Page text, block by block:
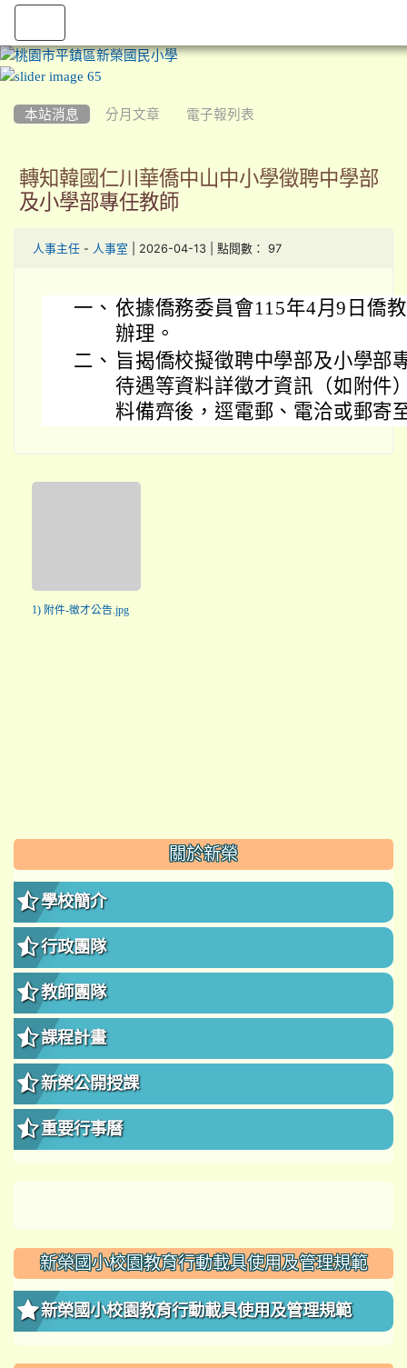
本站消息 分月文章 電子報列表
轉知韓國仁川華僑中山中小學徵聘中學部
及小學部專任教師
人事主任 - 人事室 | 2026-04-13 | 點閱數： 97
一、 依據僑務委員會115年4月9日僑
辦理。
二、 旨揭僑校擬徵聘中學部及小學部
待遇等資料詳徵才資訊（如附件
料備齊後，逕電郵、電洽或郵寄
1) 附件-徵才公告.jpg
::: 關於新榮
學校簡介
行政團隊
教師團隊
課程計畫
新榮公開授課
重要行事曆
新榮國小校園教育行動載具使用及管理規範
新榮國小校園教育行動載具使用及管理規範